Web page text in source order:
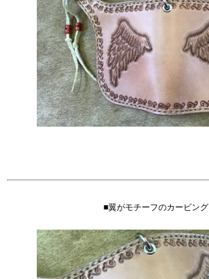
■翼がモチーフのカービング